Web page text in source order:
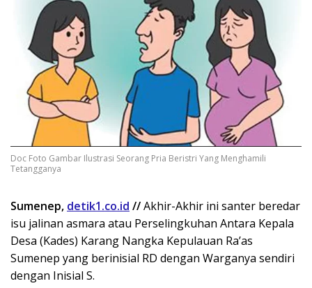
Doc Foto Gambar Ilustrasi Seorang Pria Beristri Yang Menghamili
Tetangganya
Sumenep, detik1.co.id //Akhir-Akhir ini santer beredar
isu jalinan asmara atau Perselingkuhan Antara Kepala
Desa (Kades) Karang Nangka Kepulauan Ra’as
Sumenep yang berinisial RD dengan Warganya sendiri
dengan Inisial S.